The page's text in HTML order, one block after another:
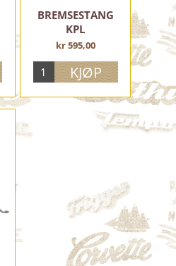
BREMSESTANG
KPL
kr 595,00